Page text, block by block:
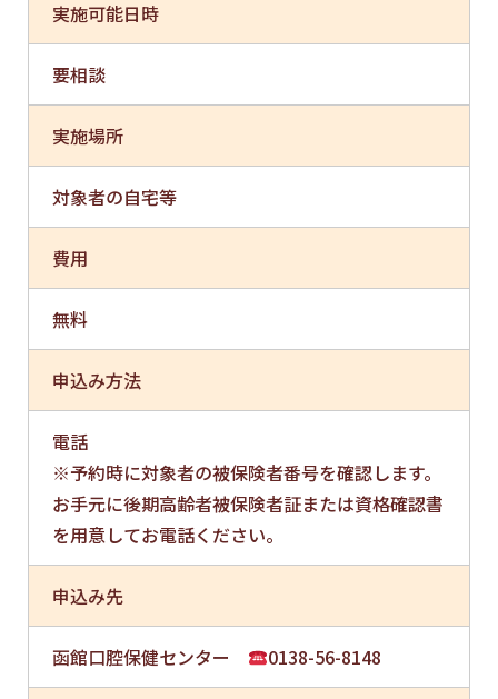
実施可能日時
要相談
実施場所
対象者の自宅等
費用
無料
申込み方法
電話
※予約時に対象者の被保険者番号を確認します。
お手元に後期高齢者被保険者証または資格確認書
を用意してお電話ください。
申込み先
函館口腔保健センター 0138-56-8148